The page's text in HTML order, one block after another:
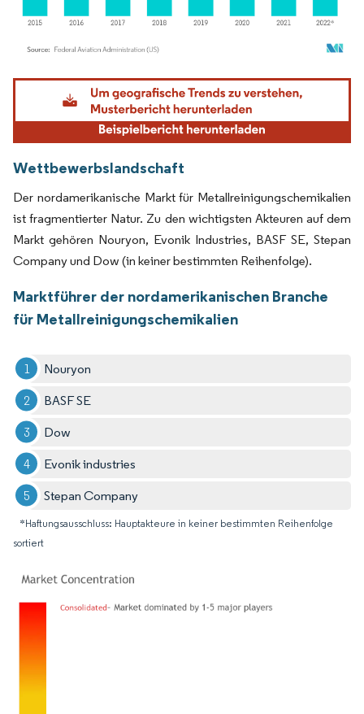
Bild © Mordor Intelligence. Wiederverwendung erfordert Namensnennung gemäß
Wettbewerbslandschaft
Der nordamerikanische Markt für Metallreinigungschemikalien
ist fragmentierter Natur. Zu den wichtigsten Akteuren auf dem
Markt gehören Nouryon, Evonik Industries, BASF SE, Stepan
Company und Dow (in keiner bestimmten Reihenfolge).
Marktführer der nordamerikanischen Branche
für Metallreinigungschemikalien
Nouryon
BASF SE
Dow
Evonik industries
Stepan Company
*Haftungsausschluss: Hauptakteure in keiner bestimmten Reihenfolge
sortiert